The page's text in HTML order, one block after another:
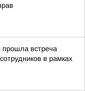
прошла встреча
в рамках